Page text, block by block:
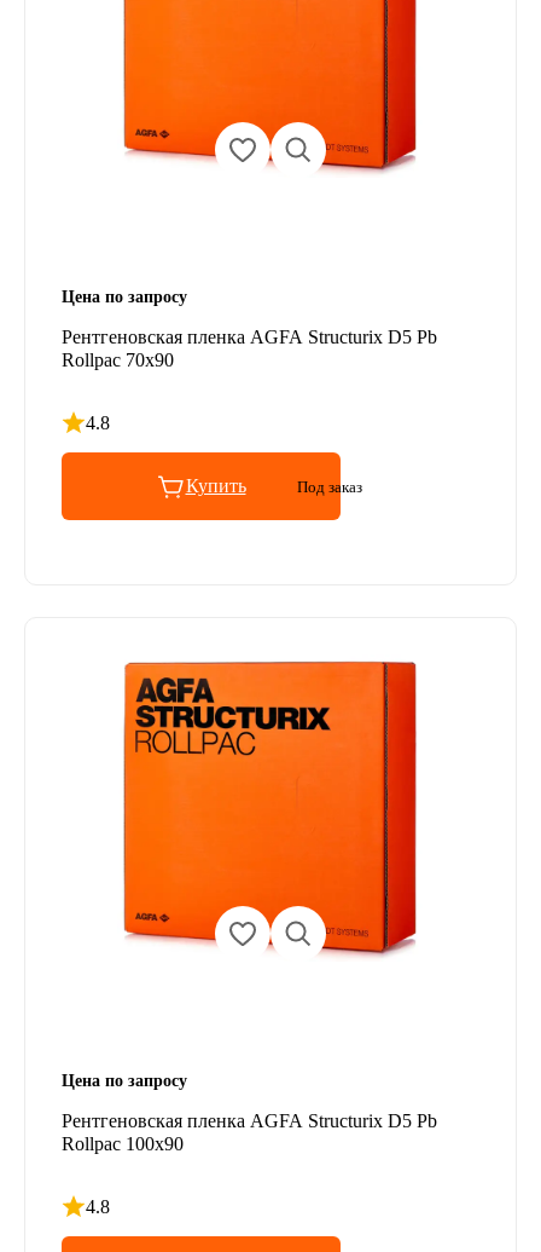
Цена по запросу
Рентгеновская пленка AGFA Structurix D5 Pb
Rollpac 70x90
4.8
Рейтинг 4.8 из 5
Купить Под заказ
Цена по запросу
Рентгеновская пленка AGFA Structurix D5 Pb
Rollpac 100x90
4.8
Рейтинг 4.8 из 5